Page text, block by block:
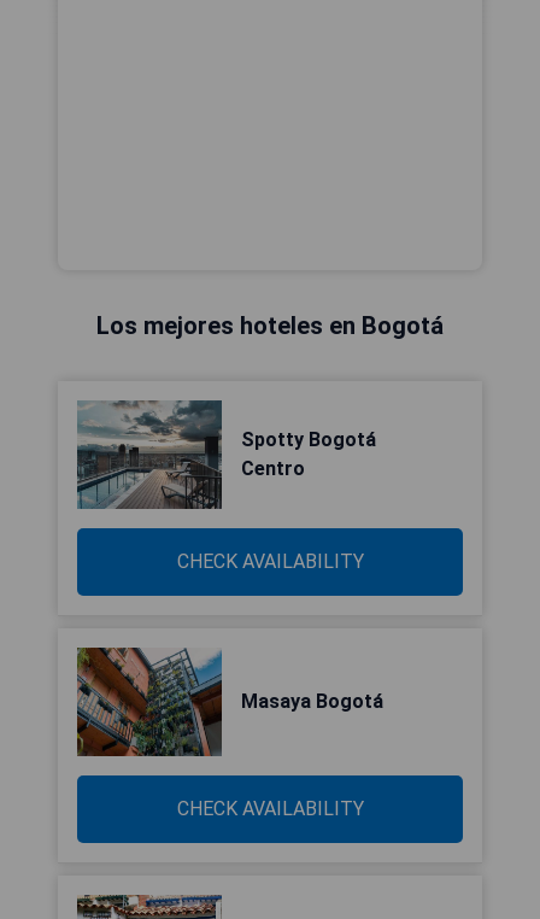
Los mejores hoteles en Bogotá
Spotty Bogotá
Centro
CHECK AVAILABILITY
Masaya Bogotá
CHECK AVAILABILITY